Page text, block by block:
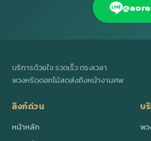
บริการด้วยใจ รวดเร็ว ตรงเวลา
พวงหรีดดอกไม้สดส่งถึงหน้างานศพ
ลิงก์ด่วน
หน้าหลัก
บ
พ